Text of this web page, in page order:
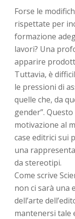
Forse le
rispettate per
formazione
lavori? Una
apparire
Tuttavia, è
le pressioni di
quelle che, da
gender”.
motivazione al
case editrici sui
una
da stereotipi.
Come scrive
non ci sarà una
dell’arte
mantenersi tale